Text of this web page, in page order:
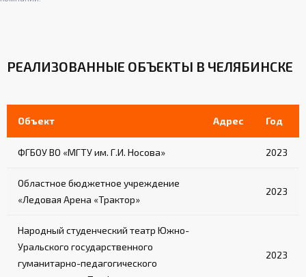
РЕАЛИЗОВАННЫЕ ОБЪЕКТЫ В ЧЕЛЯБИНСКЕ
Объект Адрес Год
ФГБОУ ВО «МГТУ им. Г.И. Носова» 2023
Областное бюджетное учреждение
«Ледовая Арена «Трактор»
2023
Народный студенческий театр Южно-
Уральского государственного
гуманитарно-педагогического
2023